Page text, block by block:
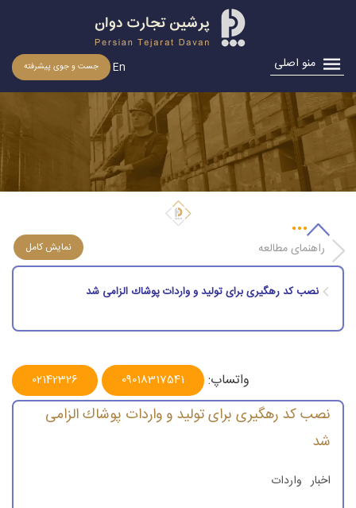
منو اصلی جست و جوی پیشرفته En
نصب كد رهگیری برای تولید و واردات پوشاك الزامی شد
راهنمای مطالعه
نصب كد رهگیری برای تولید و واردات پوشاك الزامی شد
واتساپ: 09018317541
02142326
نصب كد رهگیری برای تولید و واردات پوشاك الزامی
شد
اخبار واردات